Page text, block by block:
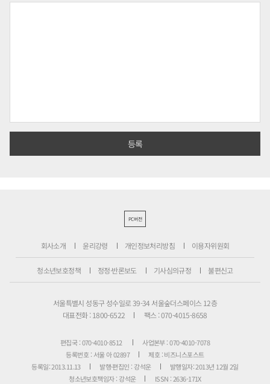
PC버전
회사소개 윤리강령 개인정보처리방침 이용자위원회
청소년보호정책 정정·반론보도 기사심의규정 불편신고
서울특별시 성동구 성수일로 39-34 서울숲더스페이스 12층
대표전화 : 1800-6522
팩스 : 070-4015-8658
편집국 : 070-4010-8512
사업본부 : 070-4010-7078
등록번호 : 서울 아 02897
제호 : 비즈니스포스트
등록일: 2013.11.13
발행·편집인 : 강석운
발행일자: 2013년 12월 2일
청소년보호책임자 : 강석운
ISSN : 2636-171X